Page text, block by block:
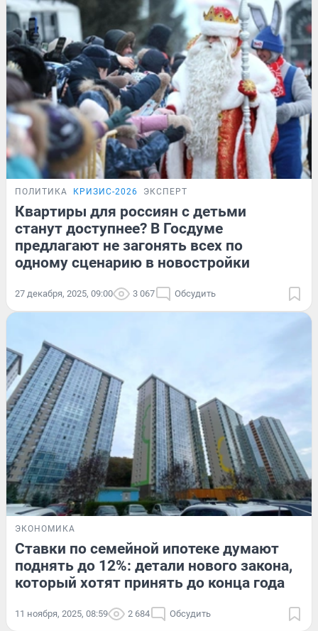
ПОЛИТИКА КРИЗИС-2026 ЭКСПЕРТ
Квартиры для россиян с детьми
станут доступнее? В Госдуме
предлагают не загонять всех по
одному сценарию в новостройки
27 декабря, 2025, 09:00 3 067 Обсудить
ЭКОНОМИКА
Ставки по семейной ипотеке думают
поднять до 12%: детали нового закона,
который хотят принять до конца года
11 ноября, 2025, 08:59 2 684 Обсудить